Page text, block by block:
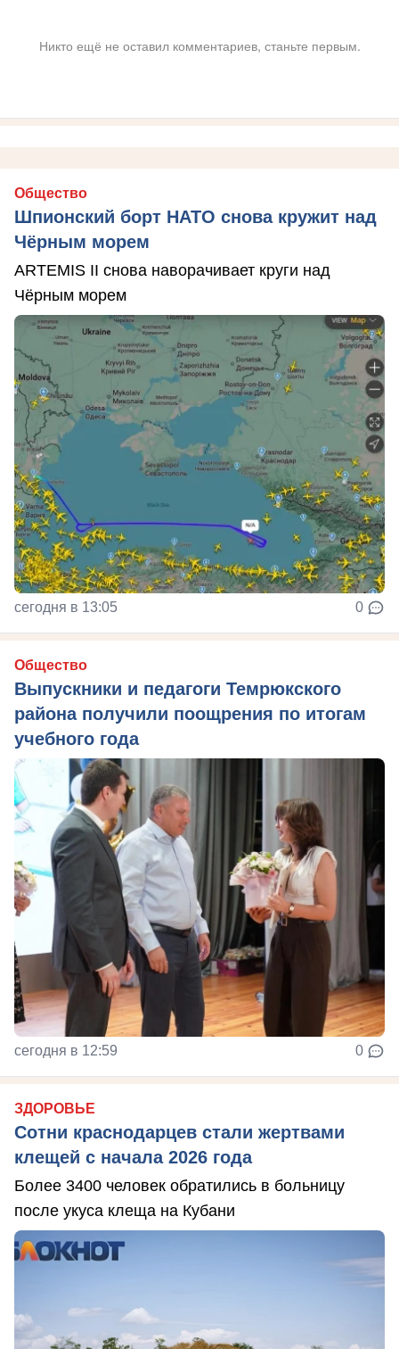
Никто ещё не оставил комментариев, станьте первым.
Общество
Шпионский борт НАТО снова кружит над
Чёрным морем
ARTEMIS II снова наворачивает круги над
Чёрным морем
сегодня в 13:05 0
Общество
Выпускники и педагоги Темрюкского
района получили поощрения по итогам
учебного года
сегодня в 12:59 0
ЗДОРОВЬЕ
Сотни краснодарцев стали жертвами
клещей с начала 2026 года
Более 3400 человек обратились в больницу
после укуса клеща на Кубани